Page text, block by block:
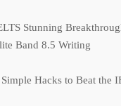
Stunning
Band 8.5 Writing
Hacks to Beat the